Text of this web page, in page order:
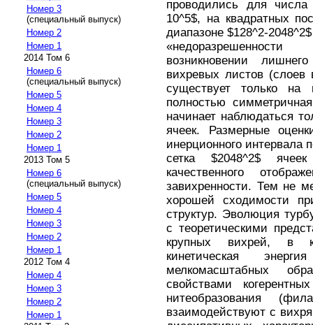
Номер 3
(специальный выпуск)
Номер 2
Номер 1
2014 Том 6
Номер 6
(специальный выпуск)
Номер 5
Номер 4
Номер 3
Номер 2
Номер 1
2013 Том 5
Номер 6
(специальный выпуск)
Номер 5
Номер 4
Номер 3
Номер 2
Номер 1
2012 Том 4
Номер 4
Номер 3
Номер 2
Номер 1
проводились для
10^5$, на квадратных
диапазоне $128^2-
возникновении
вихревых листов (слоев
существует только на
полностью
начинает наблюдаться
ячеек. Размерные
инерционного интервала
сетка $2048^2$
качественного
завихренности. Тем не
хорошей сходимости
структур. Эволюция
с теоретическими
крупных вихрей, в
кинетическая
мелкомасштабных
свойствами
нитеобразования
взаимодействуют с